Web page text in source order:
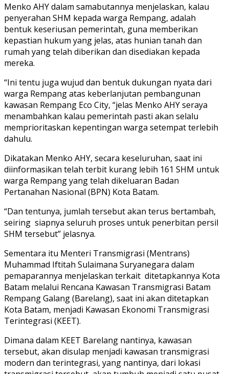
Menko AHY dalam samabutannya menjelaskan, kalau
penyerahan SHM kepada warga Rempang, adalah
bentuk keseriusan pemerintah, guna memberikan
kepastian hukum yang jelas, atas hunian tanah dan
rumah yang telah diberikan dan disediakan kepada
mereka.
“Ini tentu juga wujud dan bentuk dukungan nyata dari
warga Rempang atas keberlanjutan pembangunan
kawasan Rempang Eco City, “jelas Menko AHY seraya
menambahkan kalau pemerintah pasti akan selalu
memprioritaskan kepentingan warga setempat terlebih
dahulu.
Dikatakan Menko AHY, secara keseluruhan, saat ini
diinformasikan telah terbit kurang lebih 161 SHM untuk
warga Rempang yang telah dikeluaran Badan
Pertanahan Nasional (BPN) Kota Batam.
“Dan tentunya, jumlah tersebut akan terus bertambah,
seiring siapnya seluruh proses untuk penerbitan persil
SHM tersebut” jelasnya.
Sementara itu Menteri Transmigrasi (Mentrans)
Muhammad Iftitah Sulaimana Suryanegara dalam
pemaparannya menjelaskan terkait ditetapkannya Kota
Batam melalui Rencana Kawasan Transmigrasi Batam
Rempang Galang (Barelang), saat ini akan ditetapkan
Kota Batam, menjadi Kawasan Ekonomi Transmigrasi
Terintegrasi (KEET).
Dimana dalam KEET Barelang nantinya, kawasan
tersebut, akan disulap menjadi kawasan transmigrasi
modern dan terintegrasi, yang nantinya, dari lokasi